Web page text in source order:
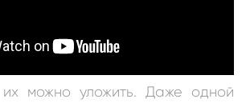
можно уложить. Даже одной